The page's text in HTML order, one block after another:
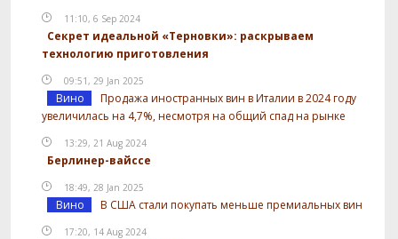
11:10, 6 Sep 2024
Секрет идеальной «Терновки»: раскрываем
технологию приготовления
09:51, 29 Jan 2025
Вино
Продажа иностранных вин в Италии в 2024 году
увеличилась на 4,7%, несмотря на общий спад на рынке
13:29, 21 Aug 2024
Берлинер-вайссе
18:49, 28 Jan 2025
Вино В США стали покупать меньше премиальных вин
17:20, 14 Aug 2024